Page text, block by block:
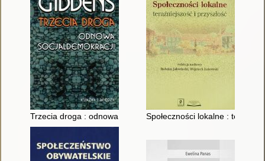
Trzecia droga : odnowa socjaldemokracjiSpołeczności lokalne :